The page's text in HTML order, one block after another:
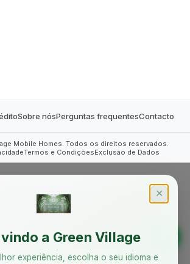
Sobre nósPerguntas frequentesContacto
Mobile Homes. Todos os direitos reservados.
Termos e CondiçõesExclusão de Dados
✕
a Green Village
experiência, escolha o seu idioma e